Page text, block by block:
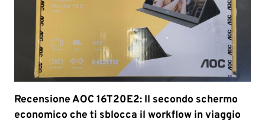
Recensione AOC 16T20E2: Il secondo schermo
economico che ti sblocca il workflow in viaggio